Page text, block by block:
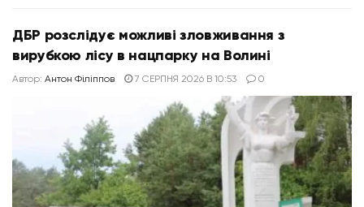
ДБР розслідує можливі зловживання з
вирубкою лісу в нацпарку на Волині
Автор: Антон Філіппов 7 СЕРПНЯ 2026 В 10:53 0